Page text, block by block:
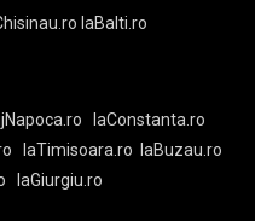
laBalti.ro
laConstanta.ro
laTimisoara.ro
laBuzau.ro
laGiurgiu.ro